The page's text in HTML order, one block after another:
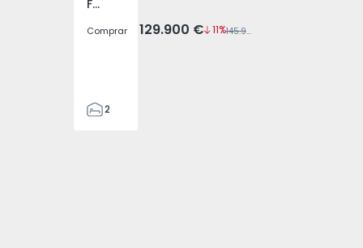
Fundão, Valverde, Donas, Aldeia de Joanes e Aldeia Nova do Cabo, Castelo Branco
Comprar 129.900 € 11% 145.900 €
2